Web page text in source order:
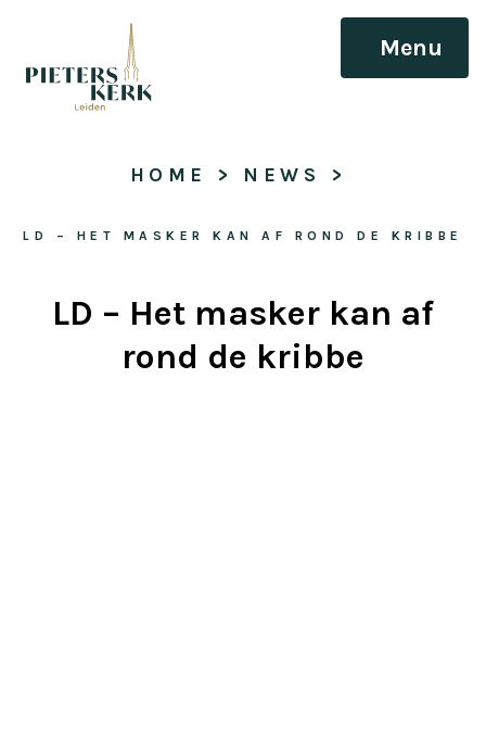
Menu
HOME > NEWS >
LD – HET MASKER KAN AF ROND DE KRIBBE
LD – Het masker kan af
rond de kribbe